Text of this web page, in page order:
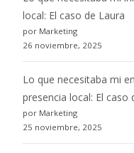
local: El caso de Laura
por Marketing
26 noviembre, 2025
Lo que necesitaba mi
presencia local: El caso
por Marketing
25 noviembre, 2025